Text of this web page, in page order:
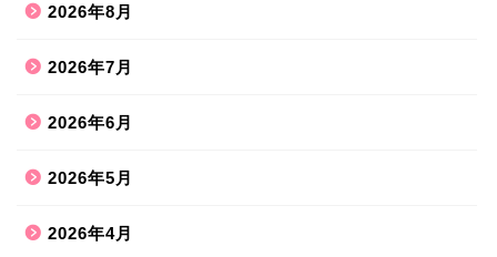
2026年8月
2026年7月
2026年6月
2026年5月
2026年4月